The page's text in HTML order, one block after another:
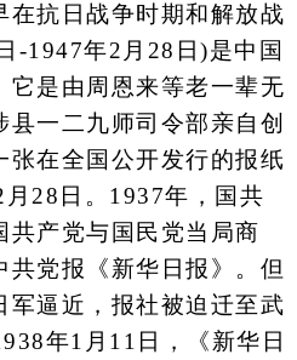
抗日战争时期和解放战
-1947年2月28日)是中国
它是由周恩来等老一辈无
一二九师司令部亲自创
张在全国公开发行的报纸
28日。1937年，国共
共产党与国民党当局商
共党报《新华日报》。但
军逼近，报社被迫迁至武
年1月11日，《新华日